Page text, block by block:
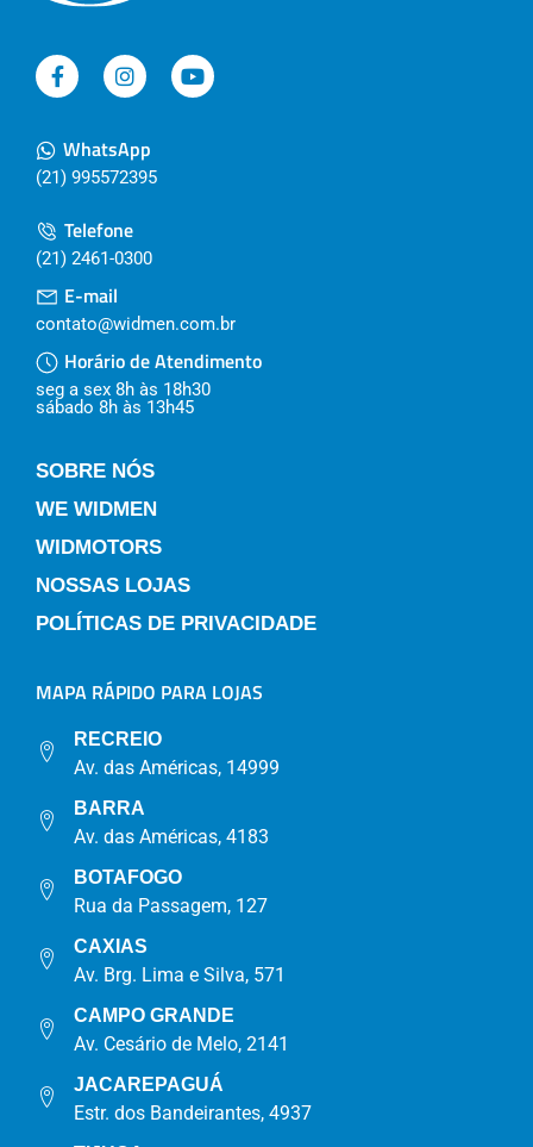
WhatsApp
(21) 995572395
Telefone
(21) 2461-0300
E-mail
contato@widmen.com.br
Horário de Atendimento
seg a sex 8h às 18h30
sábado 8h às 13h45
SOBRE NÓS
WE WIDMEN
WIDMOTORS
NOSSAS LOJAS
POLÍTICAS DE PRIVACIDADE
MAPA RÁPIDO PARA LOJAS
RECREIO
Av. das Américas, 14999
BARRA
Av. das Américas, 4183
BOTAFOGO
Rua da Passagem, 127
CAXIAS
Av. Brg. Lima e Silva, 571
CAMPO GRANDE
Av. Cesário de Melo, 2141
JACAREPAGUÁ
Estr. dos Bandeirantes, 4937